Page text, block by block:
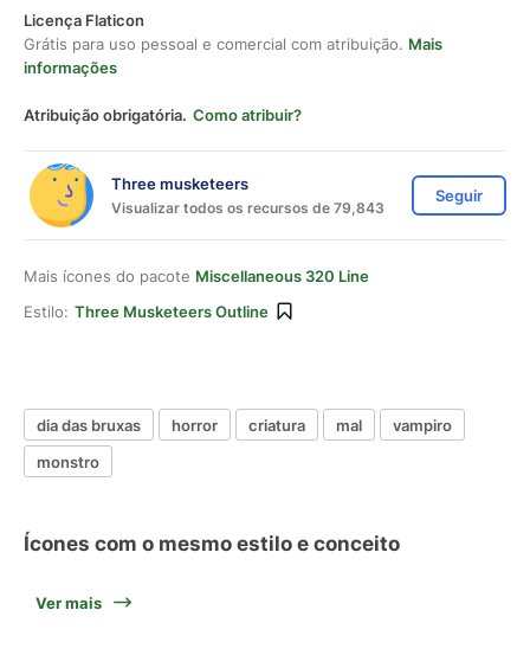
Licença Flaticon
Grátis para uso pessoal e comercial com atribuição. Mais
informações
Atribuição obrigatória. Como atribuir?
Three musketeers
Visualizar todos os recursos de 79,843
Seguir
Mais ícones do pacote Miscellaneous 320 Line
Estilo: Three Musketeers Outline
dia das bruxas horror criatura mal
vampiro
monstro
Ícones com o mesmo estilo e conceito
Ver mais